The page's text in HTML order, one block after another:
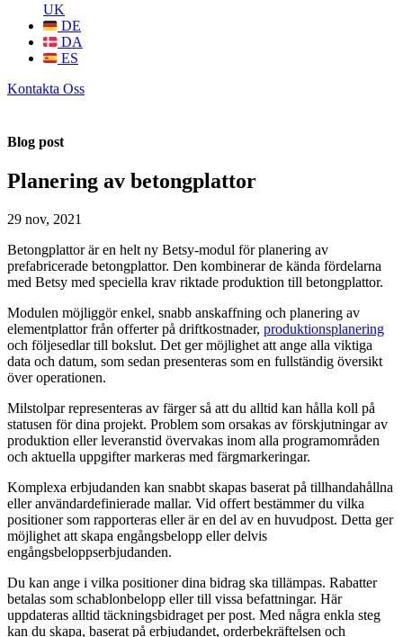
UK
DE
DA
ES
Kontakta Oss
Blog post
Planering av betongplattor
29 nov, 2021
Betongplattor är en helt ny Betsy-modul för planering av
prefabricerade betongplattor. Den kombinerar de kända fördelarna
med Betsy med speciella krav riktade produktion till betongplattor.
Modulen möjliggör enkel, snabb anskaffning och planering av
elementplattor från offerter på driftkostnader, produktionsplanering
och följesedlar till bokslut. Det ger möjlighet att ange alla viktiga
data och datum, som sedan presenteras som en fullständig översikt
över operationen.
Milstolpar representeras av färger så att du alltid kan hålla koll på
statusen för dina projekt. Problem som orsakas av förskjutningar av
produktion eller leveranstid övervakas inom alla programområden
och aktuella uppgifter markeras med färgmarkeringar.
Komplexa erbjudanden kan snabbt skapas baserat på tillhandahållna
eller användardefinierade mallar. Vid offert bestämmer du vilka
positioner som rapporteras eller är en del av en huvudpost. Detta ger
möjlighet att skapa engångsbelopp eller delvis
engångsbeloppserbjudanden.
Du kan ange i vilka positioner dina bidrag ska tillämpas. Rabatter
betalas som schablonbelopp eller till vissa befattningar. Här
uppdateras alltid täckningsbidraget per post. Med några enkla steg
kan du skapa, baserat på erbjudandet, orderbekräftelsen och